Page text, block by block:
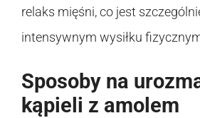
relaks mięśni, co jest
intensywnym wysiłku
Sposoby na
kąpieli z amolem